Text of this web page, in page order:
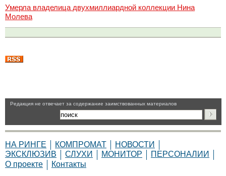
Умерла владелица двухмиллиардной коллекции Нина
Молева
Pедакция не отвечает за содержание заимствованных материалов
НА РИНГЕ КОМПРОМАТ
НОВОСТИ
ЭКСКЛЮЗИВ
СЛУХИ МОНИТОР
ПЕРСОНАЛИИ
О проекте
Контакты